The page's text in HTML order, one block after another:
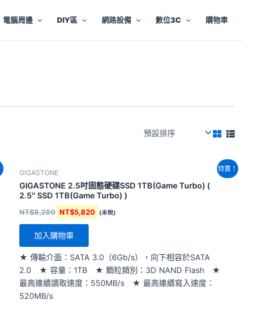
電腦周邊 DIY區 網路設備 數位3C 購物車
特賣！
GIGASTONE
GIGASTONE 2.5吋固態硬碟SSD 1TB(Game Turbo) (
2.5″ SSD 1TB(Game Turbo) )
NT$8,280
始
價
格：
NT$8,280。
NT$5,820
價
格：
NT$5,820。
(未稅)
加入購物車
★ 傳輸介面：SATA 3.0（6Gb/s），向下相容於SATA
2.0 ★ 容量：1TB ★ 顆粒類別：3D NAND Flash ★
最高連續讀取速度：550MB/s ★ 最高連續寫入速度：
520MB/s